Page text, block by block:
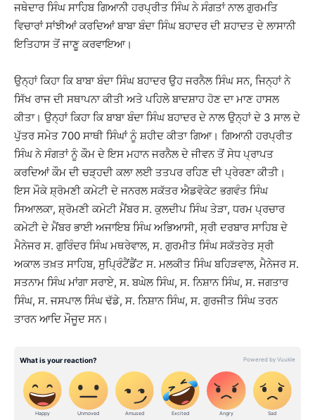
ਜਥੇਦਾਰ ਸਿੰਘ ਸਾਹਿਬ ਗਿਆਨੀ ਹਰਪ੍ਰੀਤ ਸਿੰਘ ਨੇ ਸੰਗਤਾਂ ਨਾਲ ਗੁਰਮਤਿ
ਵਿਚਾਰਾਂ ਸਾਂਝੀਆਂ ਕਰਦਿਆਂ ਬਾਬਾ ਬੰਦਾ ਸਿੰਘ ਬਹਾਦਰ ਦੀ ਸ਼ਹਾਦਤ ਦੇ ਲਾਸਾਨੀ
ਇਤਿਹਾਸ ਤੋਂ ਜਾਣੂ ਕਰਵਾਇਆ।
ਉਨ੍ਹਾਂ ਕਿਹਾ ਕਿ ਬਾਬਾ ਬੰਦਾ ਸਿੰਘ ਬਹਾਦਰ ਉਹ ਜਰਨੈਲ ਸਿੰਘ ਸਨ, ਜਿਨ੍ਹਾਂ ਨੇ
ਸਿੱਖ ਰਾਜ ਦੀ ਸਥਾਪਨਾ ਕੀਤੀ ਅਤੇ ਪਹਿਲੇ ਬਾਦਸ਼ਾਹ ਹੋਣ ਦਾ ਮਾਣ ਹਾਸਲ
ਕੀਤਾ। ਉਨ੍ਹਾਂ ਕਿਹਾ ਕਿ ਬਾਬਾ ਬੰਦਾ ਸਿੰਘ ਬਹਾਦਰ ਦੇ ਨਾਲ ਉਨ੍ਹਾਂ ਦੇ 3 ਸਾਲ ਦੇ
ਪੁੱਤਰ ਸਮੇਤ 700 ਸਾਥੀ ਸਿੰਘਾਂ ਨੂੰ ਸ਼ਹੀਦ ਕੀਤਾ ਗਿਆ। ਗਿਆਨੀ ਹਰਪ੍ਰੀਤ
ਸਿੰਘ ਨੇ ਸੰਗਤਾਂ ਨੂੰ ਕੌਮ ਦੇ ਇਸ ਮਹਾਨ ਜਰਨੈਲ ਦੇ ਜੀਵਨ ਤੋਂ ਸੇਧ ਪ੍ਰਾਪਤ
ਕਰਦਿਆਂ ਕੌਮ ਦੀ ਚੜ੍ਹਦੀ ਕਲਾ ਲਈ ਤਤਪਰ ਰਹਿਣ ਦੀ ਪ੍ਰੇਰਣਾ ਕੀਤੀ।
ਇਸ ਮੌਕੇ ਸ਼੍ਰੋਮਣੀ ਕਮੇਟੀ ਦੇ ਜਨਰਲ ਸਕੱਤਰ ਐਡਵੋਕੇਟ ਭਗਵੰਤ ਸਿੰਘ
ਸਿਆਲਕਾ, ਸ਼੍ਰੋਮਣੀ ਕਮੇਟੀ ਮੈਂਬਰ ਸ. ਕੁਲਦੀਪ ਸਿੰਘ ਤੇੜਾ, ਧਰਮ ਪ੍ਰਚਾਰ
ਕਮੇਟੀ ਦੇ ਮੈਂਬਰ ਭਾਈ ਅਜਾਇਬ ਸਿੰਘ ਅਭਿਆਸੀ, ਸ੍ਰੀ ਦਰਬਾਰ ਸਾਹਿਬ ਦੇ
ਮੈਨੇਜਰ ਸ. ਗੁਰਿੰਦਰ ਸਿੰਘ ਮਥਰੇਵਾਲ, ਸ. ਗੁਰਮੀਤ ਸਿੰਘ ਸਕੱਤਰੇਤ ਸ੍ਰੀ
ਅਕਾਲ ਤਖ਼ਤ ਸਾਹਿਬ, ਸੁਪ੍ਰਿੰਟੈਂਡੈਂਟ ਸ. ਮਲਕੀਤ ਸਿੰਘ ਬਹਿੜਵਾਲ, ਮੈਨੇਜਰ ਸ.
ਸਤਨਾਮ ਸਿੰਘ ਮਾਂਗਾ ਸਰਾਏ, ਸ. ਬਘੇਲ ਸਿੰਘ, ਸ. ਨਿਸ਼ਾਨ ਸਿੰਘ, ਸ. ਜਗਤਾਰ
ਸਿੰਘ, ਸ. ਜਸਪਾਲ ਸਿੰਘ ਢੱਡੇ, ਸ. ਨਿਸ਼ਾਨ ਸਿੰਘ, ਸ. ਗੁਰਜੀਤ ਸਿੰਘ ਤਰਨ
ਤਾਰਨ ਆਦਿ ਮੌਜੂਦ ਸਨ।